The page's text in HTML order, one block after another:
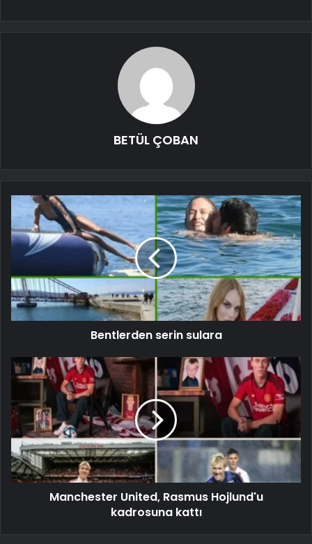
BETÜL ÇOBAN
Bentlerden serin sulara
Manchester United, Rasmus Hojlund'u
kadrosuna kattı